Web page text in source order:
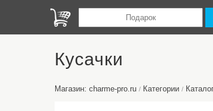
Кусачки
Магазин: charme-pro.ru / Категории /